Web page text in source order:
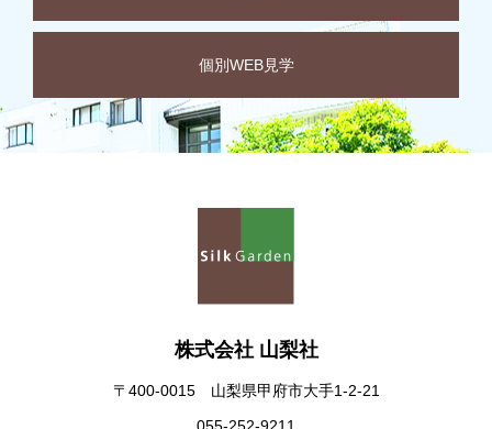
個別WEB見学
株式会社 山梨社
〒400-0015 山梨県甲府市大手1-2-21